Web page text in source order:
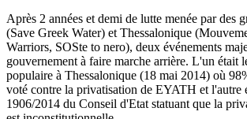
Après 2 années et demi de lutte menée par des
(Save Greek Water) et Thessalonique
Warriors, SOSte to nero), deux événements
gouvernement à faire marche arrière. L'un était
populaire à Thessalonique (18 mai 2014) où
voté contre la privatisation de EYATH et l'autre
1906/2014 du Conseil d'Etat statuant que la